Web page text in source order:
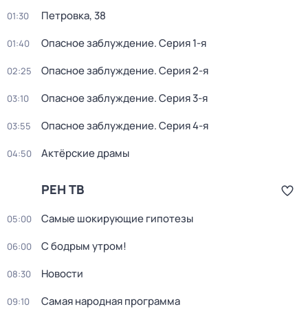
01:30 Петровка, 38
01:40 Опасное заблуждение. Серия 1-я
02:25 Опасное заблуждение. Серия 2-я
03:10 Опасное заблуждение. Серия 3-я
03:55 Опасное заблуждение. Серия 4-я
04:50 Актёрские драмы
РЕН ТВ
05:00 Самые шoкиpующие гипотезы
06:00 С бодрым утром!
08:30 Новости
09:10 Самая народная программа